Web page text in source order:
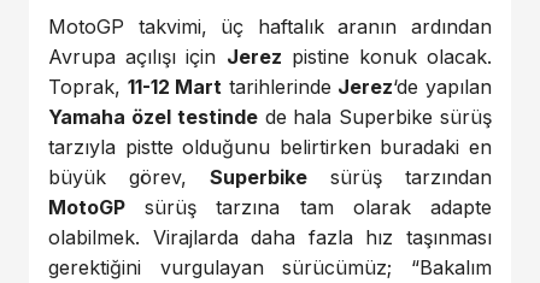
MotoGP takvimi, üç haftalık aranın ardından
Avrupa açılışı için Jerez pistine konuk olacak.
Toprak, 11-12 Mart tarihlerinde Jerez‘de yapılan
Yamaha özel testindede hala Superbike sürüş
tarzıyla pistte olduğunu belirtirken buradaki en
büyük görev, Superbike sürüş tarzından
MotoGP sürüş tarzına tam olarak adapte
olabilmek. Virajlarda daha fazla hız taşınması
gerektiğini vurgulayan sürücümüz; “Bakalım